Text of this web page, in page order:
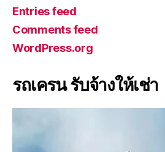
Entries feed
Comments feed
WordPress.org
รถเครน รับจ้างให้เช่า